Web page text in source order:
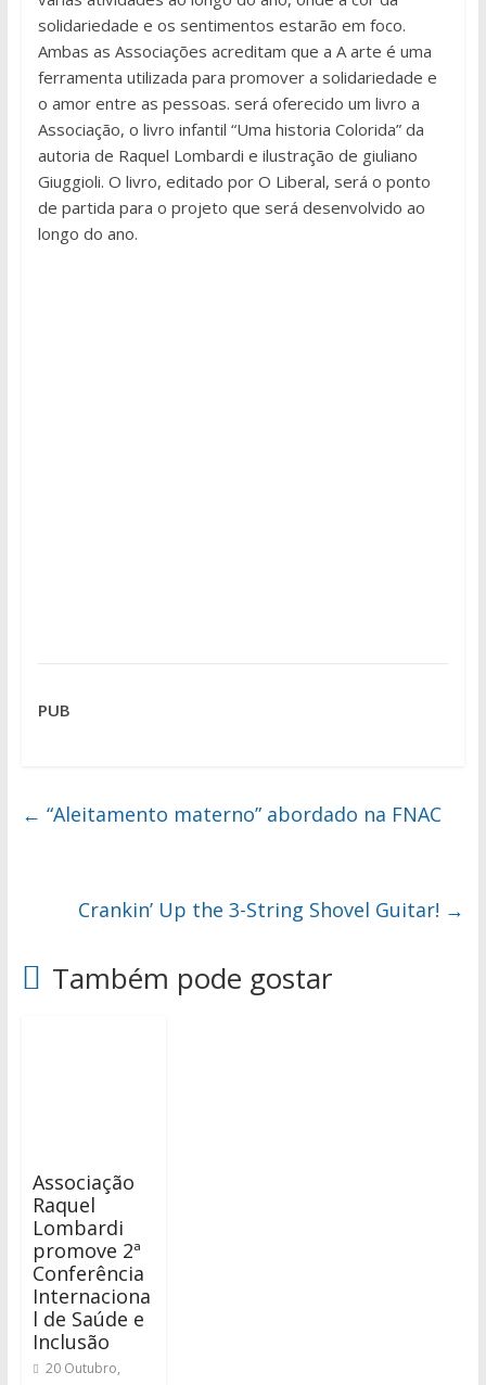
solidariedade e os sentimentos estarão em foco.
Ambas as Associações acreditam que a A arte é uma
ferramenta utilizada para promover a solidariedade e
o amor entre as pessoas. será oferecido um livro a
Associação, o livro infantil “Uma historia Colorida” da
autoria de Raquel Lombardi e ilustração de giuliano
Giuggioli. O livro, editado por O Liberal, será o ponto
de partida para o projeto que será desenvolvido ao
longo do ano.
PUB
← “Aleitamento materno” abordado na FNAC
Crankin’ Up the 3-String Shovel Guitar! →
Também pode gostar
Associação
Raquel
Lombardi
promove 2ª
Conferência
Internaciona
l de Saúde e
Inclusão
20 Outubro,